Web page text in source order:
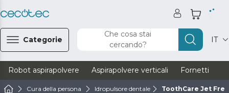
Categorie
Che cosa stai
cercando?
IT
Robot aspirapolvere Aspirapolvere verticali Fornetti
Cura della persona Idropulsore dentale ToothCare Jet